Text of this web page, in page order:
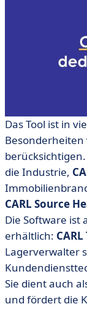
Das Tool ist in
berücksichtigen.
die Industrie,
CARL Source
Die Software ist
erhältlich:
Lagerverwalter
Sie dient auch
und fördert die